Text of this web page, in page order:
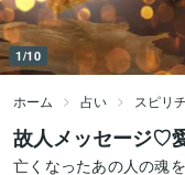
1/10
ホーム 占い スピリ
故人メッセージ♡
亡くなったあの人の魂